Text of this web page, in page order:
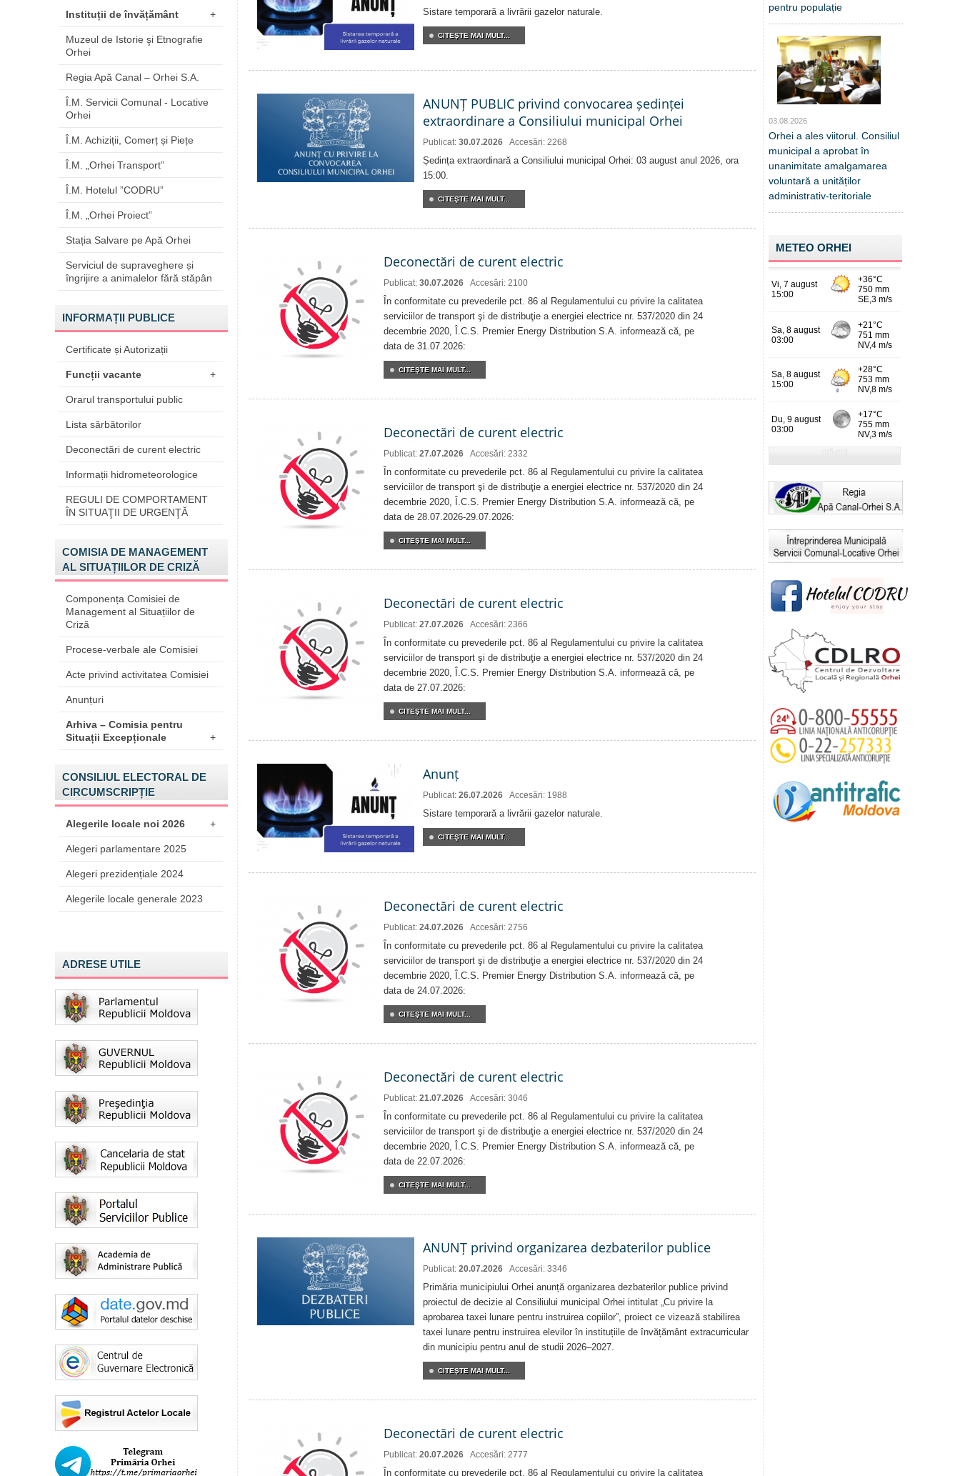
Instituții de învățământ +
Muzeul de Istorie şi Etnografie
Orhei
Regia Apă Canal – Orhei S.A.
Î.M. Servicii Comunal - Locative
Orhei
Î.M. Achiziții, Comerț și Piețe
Î.M. „Orhei Transport”
Î.M. Hotelul ”CODRU”
Î.M. „Orhei Proiect”
Stația Salvare pe Apă Orhei
Serviciul de supraveghere și
îngrijire a animalelor fără stăpân
INFORMAȚII PUBLICE
Certificate și Autorizații
Funcții vacante +
Orarul transportului public
Lista sărbătorilor
Deconectări de curent electric
Informații hidrometeorologice
REGULI DE COMPORTAMENT
ÎN SITUAŢII DE URGENŢĂ
COMISIA DE MANAGEMENT
AL SITUAȚIILOR DE CRIZĂ
Componența Comisiei de
Management al Situațiilor de
Criză
Procese-verbale ale Comisiei
Acte privind activitatea Comisiei
Anunțuri
Arhiva – Comisia pentru
Situații Excepționale
+
CONSILIUL ELECTORAL DE
CIRCUMSCRIPȚIE
Alegerile locale noi 2026 +
Alegeri parlamentare 2025
Alegeri prezidențiale 2024
Alegerile locale generale 2023
ADRESE UTILE
Sistare temporară a livrării gazelor naturale.
CITEŞTE MAI MULT...
ANUNȚ PUBLIC privind convocarea ședinței
extraordinare a Consiliului municipal Orhei
Publicat: 30.07.2026 Accesări: 2268
Ședința extraordinară a Consiliului municipal Orhei: 03 august anul 2026, ora
15:00.
CITEŞTE MAI MULT...
Deconectări de curent electric
Publicat: 30.07.2026 Accesări: 2100
În conformitate cu prevederile pct. 86 al Regulamentului cu privire la calitatea
serviciilor de transport şi de distribuţie a energiei electrice nr. 537/2020 din 24
decembrie 2020, Î.C.S. Premier Energy Distribution S.A. informează că, pe
data de 31.07.2026:
CITEŞTE MAI MULT...
Deconectări de curent electric
Publicat: 27.07.2026 Accesări: 2332
În conformitate cu prevederile pct. 86 al Regulamentului cu privire la calitatea
serviciilor de transport şi de distribuţie a energiei electrice nr. 537/2020 din 24
decembrie 2020, Î.C.S. Premier Energy Distribution S.A. informează că, pe
data de 28.07.2026-29.07.2026:
CITEŞTE MAI MULT...
Deconectări de curent electric
Publicat: 27.07.2026 Accesări: 2366
În conformitate cu prevederile pct. 86 al Regulamentului cu privire la calitatea
serviciilor de transport şi de distribuţie a energiei electrice nr. 537/2020 din 24
decembrie 2020, Î.C.S. Premier Energy Distribution S.A. informează că, pe
data de 27.07.2026:
CITEŞTE MAI MULT...
Anunț
Publicat: 26.07.2026 Accesări: 1988
Sistare temporară a livrării gazelor naturale.
CITEŞTE MAI MULT...
Deconectări de curent electric
Publicat: 24.07.2026 Accesări: 2756
În conformitate cu prevederile pct. 86 al Regulamentului cu privire la calitatea
serviciilor de transport şi de distribuţie a energiei electrice nr. 537/2020 din 24
decembrie 2020, Î.C.S. Premier Energy Distribution S.A. informează că, pe
data de 24.07.2026:
CITEŞTE MAI MULT...
Deconectări de curent electric
Publicat: 21.07.2026 Accesări: 3046
În conformitate cu prevederile pct. 86 al Regulamentului cu privire la calitatea
serviciilor de transport şi de distribuţie a energiei electrice nr. 537/2020 din 24
decembrie 2020, Î.C.S. Premier Energy Distribution S.A. informează că, pe
data de 22.07.2026:
CITEŞTE MAI MULT...
ANUNȚ privind organizarea dezbaterilor publice
Publicat: 20.07.2026 Accesări: 3346
Primăria municipiului Orhei anunță organizarea dezbaterilor publice privind
proiectul de decizie al Consiliului municipal Orhei intitulat „Cu privire la
aprobarea taxei lunare pentru instruirea copiilor”, proiect ce vizează stabilirea
taxei lunare pentru instruirea elevilor în instituțiile de învățământ extracurricular
din municipiu pentru anul de studii 2026–2027.
CITEŞTE MAI MULT...
Deconectări de curent electric
Publicat: 20.07.2026 Accesări: 2777
În conformitate cu prevederile pct. 86 al Regulamentului cu privire la calitatea
pentru populație
03.08.2026
Orhei a ales viitorul. Consiliul
municipal a aprobat în
unanimitate amalgamarea
voluntară a unităților
administrativ-teritoriale
METEO ORHEI